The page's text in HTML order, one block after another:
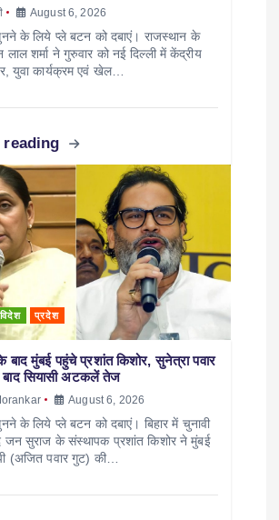
August 6, 2026
के लिये प्ले बटन को दबाएं। राजस्थान के
शर्मा ने गुरुवार को नई दिल्ली में केंद्रीय
युवा कार्यक्रम एवं खेल…
प्रदेश
बाद मुंबई पहुंचे प्रशांत किशोर, सुनेत्रा पवार
सियासी अटकलें तेज
August 6, 2026
के लिये प्ले बटन को दबाएं। बिहार में चुनावी
जन सुराज के संस्थापक प्रशांत किशोर ने मुंबई
(अजित पवार गुट) की…